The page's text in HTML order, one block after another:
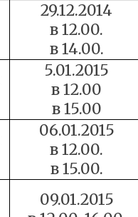
29.12.2014
в 12.00.
в 14.00.
5.01.2015
в 12.00
в 15.00
06.01.2015
в 12.00.
в 15.00.
09.01.2015